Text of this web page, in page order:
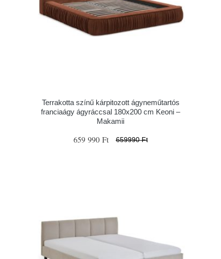
Terrakotta színű kárpitozott ágyneműtartós
franciaágy ágyráccsal 180x200 cm Keoni –
Makamii
659 990 Ft 659990 Ft